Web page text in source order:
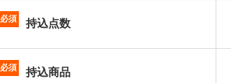
必須 持込点数
必須 持込商品